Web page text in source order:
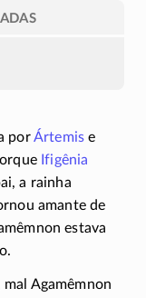
porÁrtemis e
Ifigênia
a rainha
amante de
estava
mal Agamêmnon